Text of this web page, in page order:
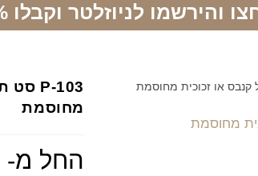
והירשמו לניוזלטר וקבלו 10% הנחה
מחוסמת
החל מ-